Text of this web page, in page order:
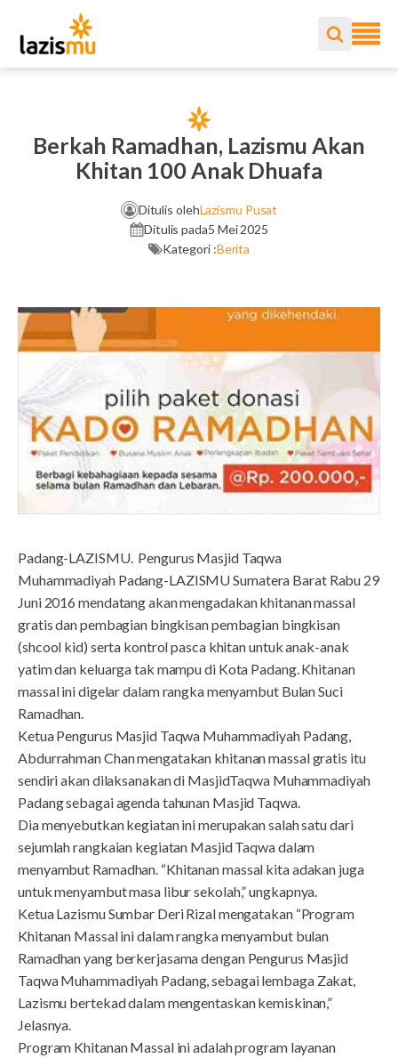
Berkah Ramadhan, Lazismu Akan
Khitan 100 Anak Dhuafa
Ditulis olehLazismu Pusat
Ditulis pada5 Mei 2025
Kategori :Berita
Padang-LAZISMU. Pengurus Masjid Taqwa
Muhammadiyah Padang-LAZISMU Sumatera Barat Rabu 29
Juni 2016 mendatang akan mengadakan khitanan massal
gratis dan pembagian bingkisan pembagian bingkisan
(shcool kid) serta kontrol pasca khitan untuk anak-anak
yatim dan keluarga tak mampu di Kota Padang. Khitanan
massal ini digelar dalam rangka menyambut Bulan Suci
Ramadhan.
Ketua Pengurus Masjid Taqwa Muhammadiyah Padang,
Abdurrahman Chan mengatakan khitanan massal gratis itu
sendiri akan dilaksanakan di MasjidTaqwa Muhammadiyah
Padang sebagai agenda tahunan Masjid Taqwa.
Dia menyebutkan kegiatan ini merupakan salah satu dari
sejumlah rangkaian kegiatan Masjid Taqwa dalam
menyambut Ramadhan. “Khitanan massal kita adakan juga
untuk menyambut masa libur sekolah,” ungkapnya.
Ketua Lazismu Sumbar Deri Rizal mengatakan “Program
Khitanan Massal ini dalam rangka menyambut bulan
Ramadhan yang berkerjasama dengan Pengurus Masjid
Taqwa Muhammadiyah Padang, sebagai lembaga Zakat,
Lazismu bertekad dalam mengentaskan kemiskinan,”
Jelasnya.
Program Khitanan Massal ini adalah program layanan